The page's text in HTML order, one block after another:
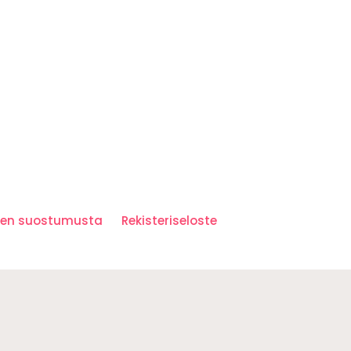
suostumusta Rekisteriseloste